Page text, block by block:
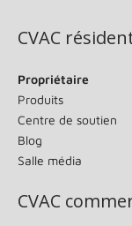
CVAC
Propriétaire
Produits
Centre de soutien
Blog
Salle média
CVAC